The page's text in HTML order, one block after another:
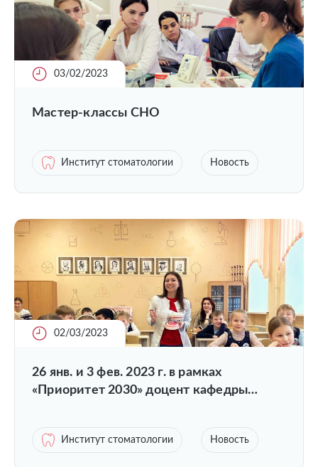
03/02/2023
Мастер-классы СНО
Институт стоматологии Новость
02/03/2023
26 янв. и 3 фев. 2023 г. в рамках
«Приоритет 2030» доцент кафедры
студентами — волонтерами посетили
Институт стоматологии Новость